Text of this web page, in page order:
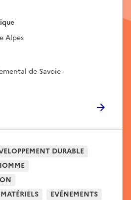
Alpes
de Savoie
DURABLE
EVÉNEMENTS